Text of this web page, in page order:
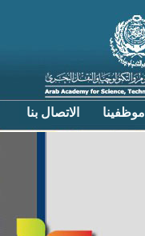
موظفينا الاتصال بنا